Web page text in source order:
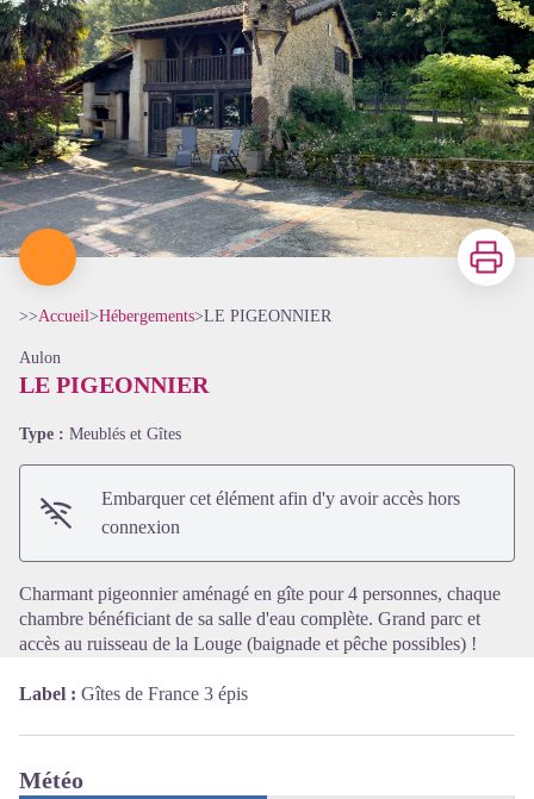
Voir l'image en plein écran
Imprimer
>>Accueil>Hébergements>LE PIGEONNIER
Aulon
LE PIGEONNIER
Type : Meublés et Gîtes
Embarquer cet élément afin d'y avoir accès hors
connexion
Charmant pigeonnier aménagé en gîte pour 4 personnes, chaque
chambre bénéficiant de sa salle d'eau complète. Grand parc et
accès au ruisseau de la Louge (baignade et pêche possibles) !
Label : Gîtes de France 3 épis
Météo